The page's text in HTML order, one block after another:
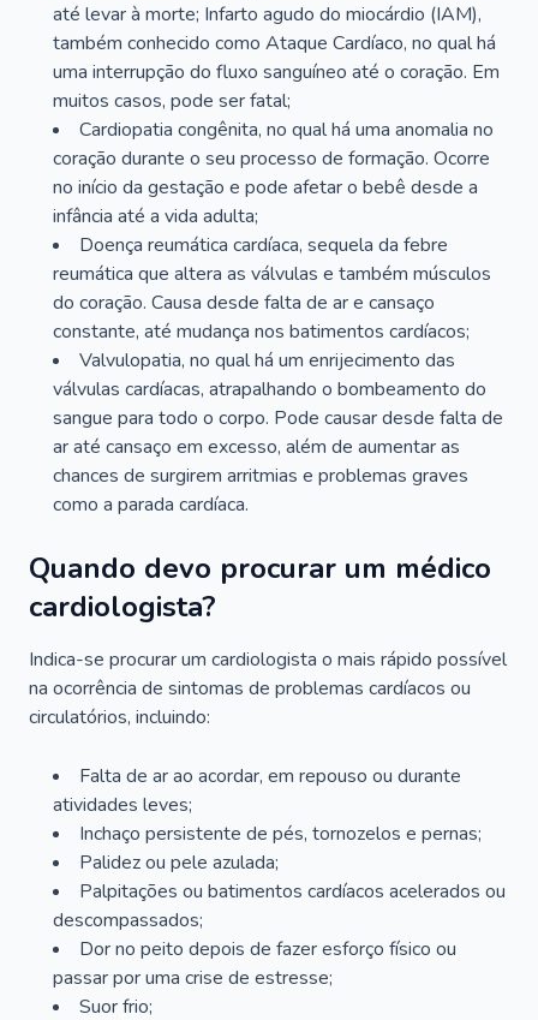
até levar à morte; Infarto agudo do miocárdio (IAM),
também conhecido como Ataque Cardíaco, no qual há
uma interrupção do fluxo sanguíneo até o coração. Em
muitos casos, pode ser fatal;
Cardiopatia congênita, no qual há uma anomalia no
coração durante o seu processo de formação. Ocorre
no início da gestação e pode afetar o bebê desde a
infância até a vida adulta;
Doença reumática cardíaca, sequela da febre
reumática que altera as válvulas e também músculos
do coração. Causa desde falta de ar e cansaço
constante, até mudança nos batimentos cardíacos;
Valvulopatia, no qual há um enrijecimento das
válvulas cardíacas, atrapalhando o bombeamento do
sangue para todo o corpo. Pode causar desde falta de
ar até cansaço em excesso, além de aumentar as
chances de surgirem arritmias e problemas graves
como a parada cardíaca.
Quando devo procurar um médico
cardiologista?
Indica-se procurar um cardiologista o mais rápido possível
na ocorrência de sintomas de problemas cardíacos ou
circulatórios, incluindo:
Falta de ar ao acordar, em repouso ou durante
atividades leves;
Inchaço persistente de pés, tornozelos e pernas;
Palidez ou pele azulada;
Palpitações ou batimentos cardíacos acelerados ou
descompassados;
Dor no peito depois de fazer esforço físico ou
passar por uma crise de estresse;
Suor frio;